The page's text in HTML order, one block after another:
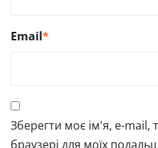
Email*
Зберегти моє ім'я, e-mail,
браузері для моїх